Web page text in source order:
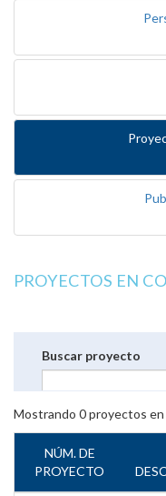
PROYECTOS EN
Buscar proyecto
Mostrando 0proyectos en
NÚM. DE
PROYECTO